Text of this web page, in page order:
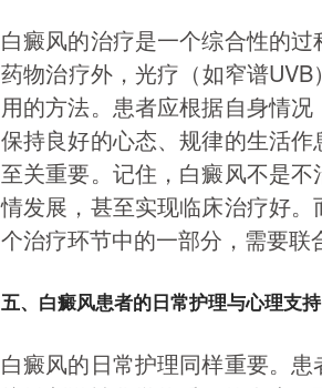
白癜风的治疗是一个综合性的
药物治疗外，光疗（如窄谱
用的方法。患者应根据自身情况
保持良好的心态、规律的生活
至关重要。记住，白癜风不是
情发展，甚至实现临床治疗好
个治疗环节中的一部分，需要联
五、白癜风患者的日常护理与心理支持
白癜风的日常护理同样重要。